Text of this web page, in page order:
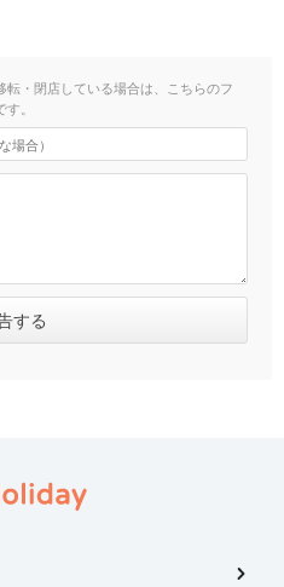
・閉店している場合は、こちらのフ
。